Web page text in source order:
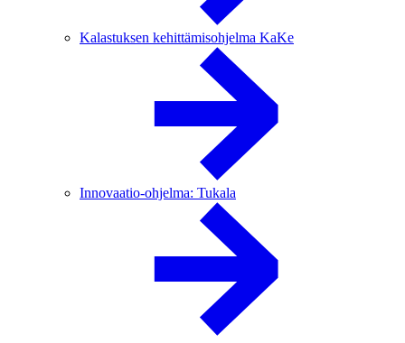
Kalastuksen kehittämisohjelma KaKe
Innovaatio-ohjelma: Tukala